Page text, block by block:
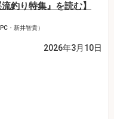
釣り特集』を読む】
・新井智貴）
2026年3月10日